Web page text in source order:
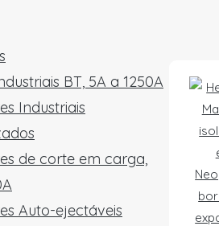
BT, 5A a 1250A
Industriais
de corte em carga,
Auto-ejectáveis